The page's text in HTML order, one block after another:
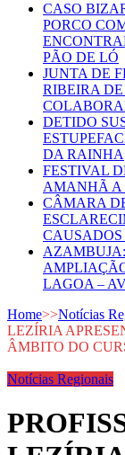
CASO
PORCO
PÃO DE LÓ
JUNTA DE
RIBEIRA
DETIDO
DA RAINHA
FESTIVAL
AMANHÃ A
CÂMARA
CAUSADOS
LAGOA –
Home>>Notícias
LEZÍRIA
ÂMBITO DO
Notícias Regionais